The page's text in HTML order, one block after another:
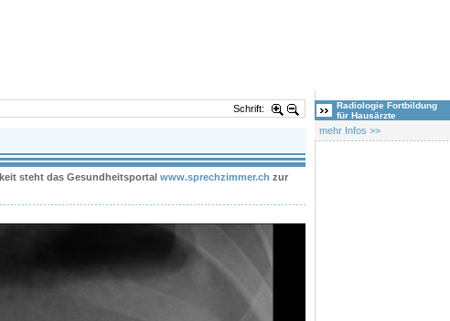
Schrift:
steht das Gesundheitsportal www.sprechzimmer.ch zur
Radiologie Fortbildung
für Hausärzte
mehr Infos >>